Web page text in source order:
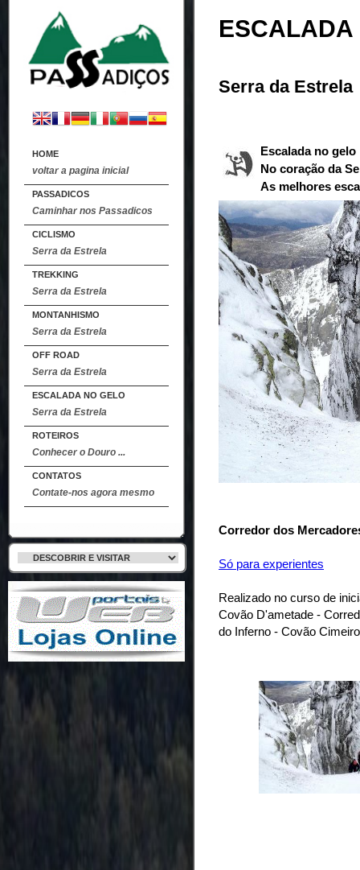
HOME
voltar a pagina inicial
PASSADICOS
Caminhar nos Passadicos
CICLISMO
Serra da Estrela
TREKKING
Serra da Estrela
MONTANHISMO
Serra da Estrela
OFF ROAD
Serra da Estrela
ESCALADA NO GELO
Serra da Estrela
ROTEIROS
Conhecer o Douro ...
CONTATOS
Contate-nos agora mesmo
ESCALADA
Serra da Estrela
Escalada no gelo
No coração da
As melhores
Corredor dos
Só para experientes
Realizado no curso de
Covão D'ametade -
do Inferno - Covão